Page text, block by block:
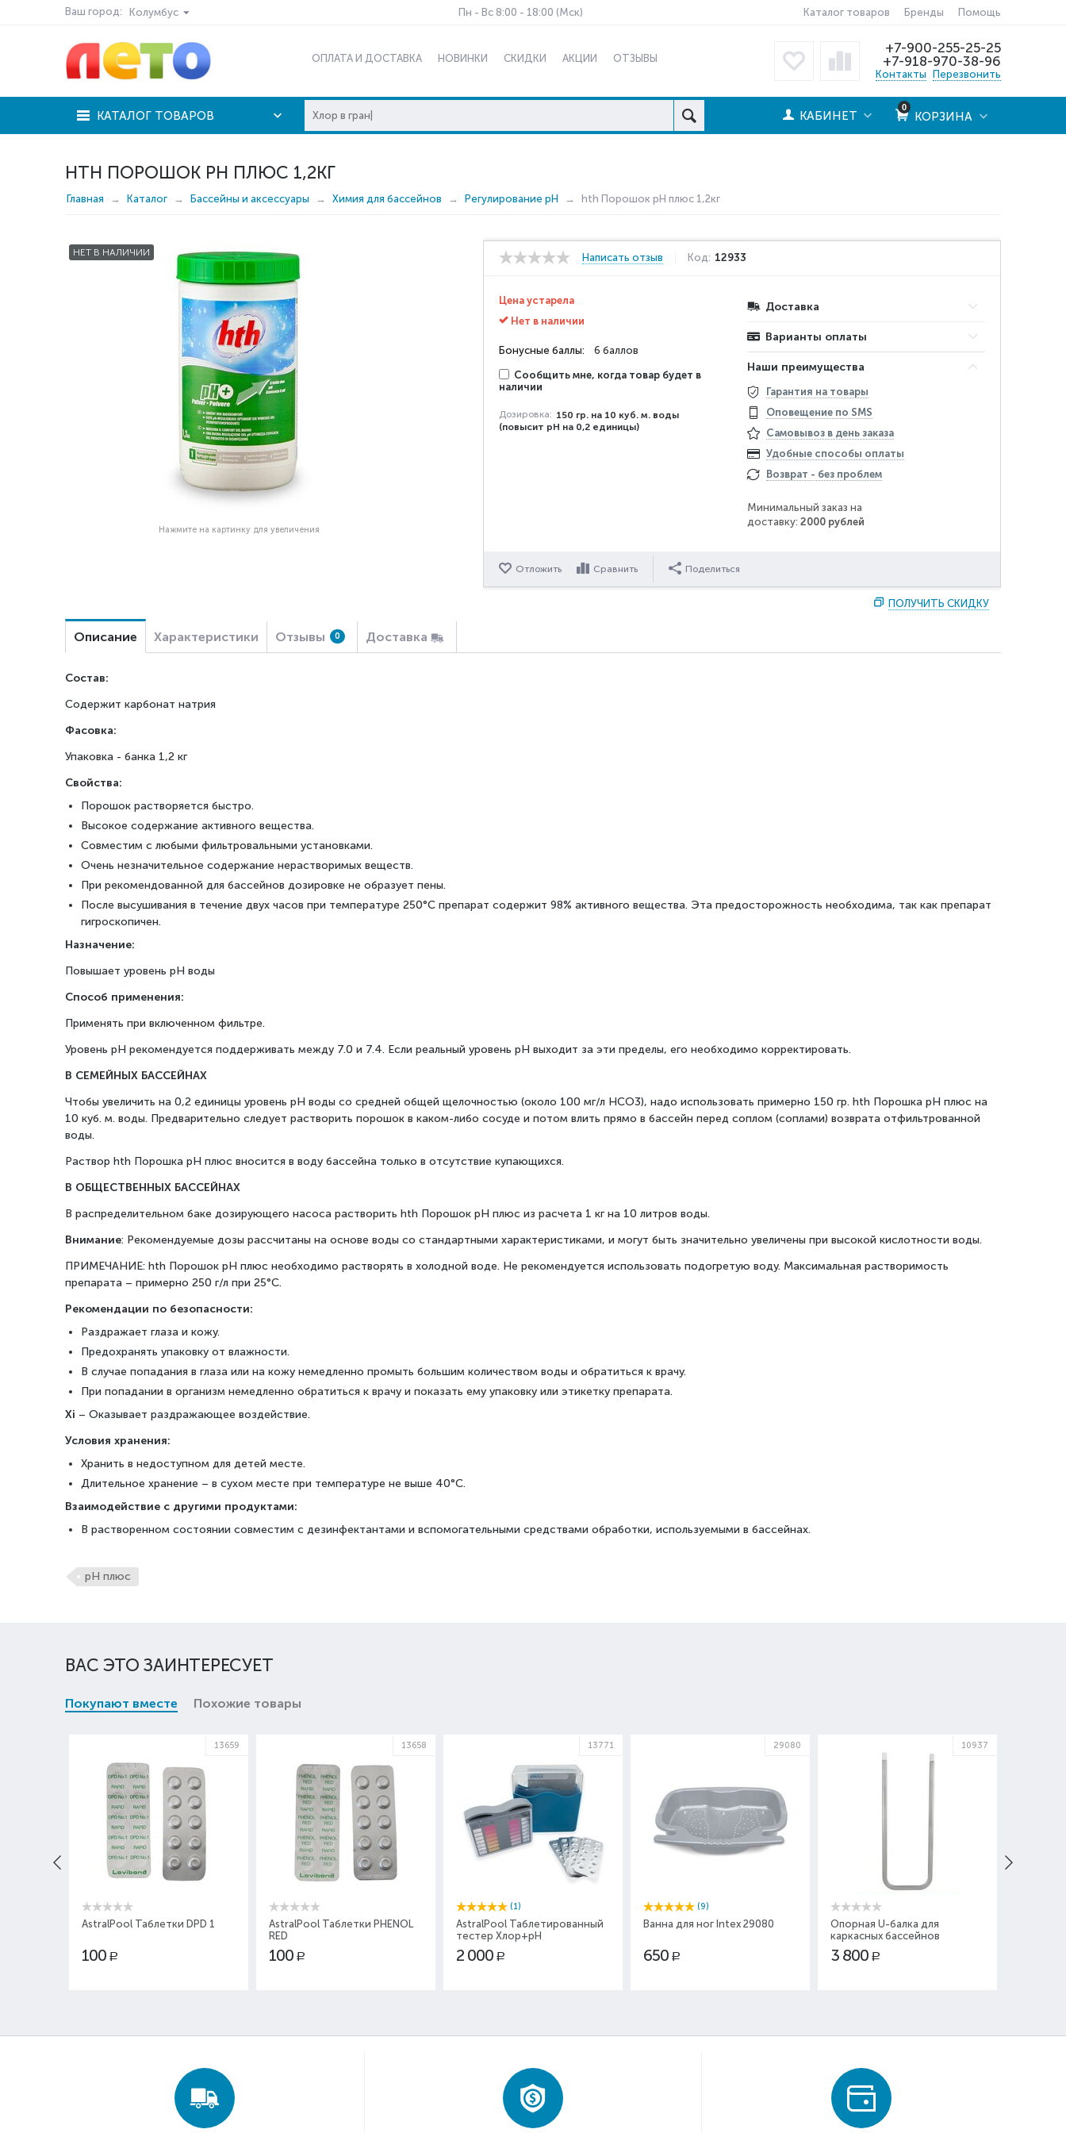
Ваш город: Колумбус Пн - Вс 8:00 - 18:00 (Мск) Каталог товаров Бренды Помощь
ОПЛАТА И ДОСТАВКА НОВИНКИ СКИДКИ АКЦИИ ОТЗЫВЫ
+7-900-255-25-25
+7-918-970-38-96
Контакты Перезвонить
КАТАЛОГ ТОВАРОВ
0
КОРЗИНА
КАБИНЕТ
HTH ПОРОШОК PH ПЛЮС 1,2КГ
Главная Каталог Бассейны и аксессуары Химия для бассейнов Регулирование рН hth Порошок pH плюс 1,2кг
НЕТ В НАЛИЧИИ
Нажмите на картинку для увеличения
Написать отзыв Код: 12933
Цена устарела
Нет в наличии
Бонусные баллы: 6 баллов
Сообщить мне, когда товар будет в
наличии
Дозировка: 150 гр. на 10 куб. м. воды
(повысит pH на 0,2 единицы)
Доставка
Варианты оплаты
Наши преимущества
Гарантия на товары
Оповещение по SMS
Самовывоз в день заказа
Удобные способы оплаты
Возврат - без проблем
Минимальный заказ на
доставку:2000 рублей
Отложить Сравнить Поделиться
ПОЛУЧИТЬ СКИДКУ
Описание Характеристики Отзывы 0 Доставка
Состав:
Содержит карбонат натрия
Фасовка:
Упаковка - банка 1,2 кг
Свойства:
Порошок растворяется быстро.
Высокое содержание активного вещества.
Совместим с любыми фильтровальными установками.
Очень незначительное содержание нерастворимых веществ.
При рекомендованной для бассейнов дозировке не образует пены.
После высушивания в течение двух часов при температуре 250°C препарат содержит 98% активного вещества. Эта предосторожность необходима, так как препарат
гигроскопичен.
Назначение:
Повышает уровень рН воды
Способ применения:
Применять при включенном фильтре.
Уровень рН рекомендуется поддерживать между 7.0 и 7.4. Если реальный уровень рН выходит за эти пределы, его необходимо корректировать.
В СЕМЕЙНЫХ БАССЕЙНАХ
Чтобы увеличить на 0,2 единицы уровень рН воды со средней общей щелочностью (около 100 мг/л HCO3), надо использовать примерно 150 гр. hth Порошка рН плюс на
10 куб. м. воды. Предварительно следует растворить порошок в каком-либо сосуде и потом влить прямо в бассейн перед соплом (соплами) возврата отфильтрованной
воды.
Раствор hth Порошка рН плюс вносится в воду бассейна только в отсутствие купающихся.
В ОБЩЕСТВЕННЫХ БАССЕЙНАХ
В распределительном баке дозирующего насоса растворить hth Порошок рН плюс из расчета 1 кг на 10 литров воды.
Внимание: Рекомендуемые дозы рассчитаны на основе воды со стандартными характеристиками, и могут быть значительно увеличены при высокой кислотности воды.
ПРИМЕЧАНИЕ: hth Порошок рН плюс необходимо растворять в холодной воде. Не рекомендуется использовать подогретую воду. Максимальная растворимость
препарата – примерно 250 г/л при 25°C.
Рекомендации по безопасности:
Раздражает глаза и кожу.
Предохранять упаковку от влажности.
В случае попадания в глаза или на кожу немедленно промыть большим количеством воды и обратиться к врачу.
При попадании в организм немедленно обратиться к врачу и показать ему упаковку или этикетку препарата.
Xi – Оказывает раздражающее воздействие.
Условия хранения:
Хранить в недоступном для детей месте.
Длительное хранение – в сухом месте при температуре не выше 40°C.
Взаимодействие с другими продуктами:
В растворенном состоянии совместим с дезинфектантами и вспомогательными средствами обработки, используемыми в бассейнах.
pH плюс
ВАС ЭТО ЗАИНТЕРЕСУЕТ
Покупают вместе Похожие товары
13659
AstralPool Таблетки DPD 1
100 Р
13658
AstralPool Таблетки PHENOL
RED
100 Р
13771
(1)
AstralPool Таблетированный
тестер Хлор+pH
2 000 Р
29080
(9)
Ванна для ног Intex 29080
650 Р
10937
Опорная U-балка для
каркасных бассейнов
Rectangular Ultra Frame Intex
10937
3 800 Р